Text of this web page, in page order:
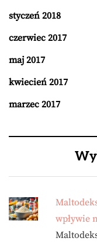
styczeń 2018
czerwiec 2017
maj 2017
kwiecień 2017
marzec 2017
wpływie